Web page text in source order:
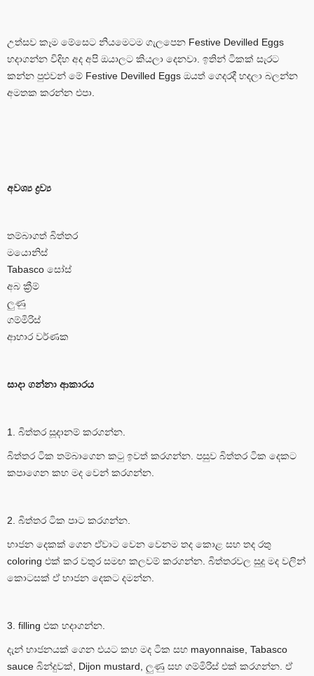
උත්සව කෑම මේසෙට නියමෙටම ගැලපෙන Festive Devilled Eggs
හදාගන්න විදිහ අද අපි ඔයාලට කියලා දෙනවා. ඉතින් ටිකක් සැරට
කන්න පුළුවන් මේ Festive Devilled Eggs ඔයත් ගෙදරදී හදලා බලන්න
අමතක කරන්න එපා.
අවශ්‍ය ද්‍රව්‍ය
තම්බාගත් බිත්තර
මයොනිස්
Tabasco සෝස්
අබ ක්‍රීම්
ලුණු
ගම්මිරිස්
ආහාර වර්ණක
සාදා ගන්නා ආකාරය
1. බිත්තර සූදානම් කරගන්න.
බිත්තර ටික තම්බාගෙන කටු ඉවත් කරගන්න. පසුව බිත්තර ටික දෙකට
කපාගෙන කහ මද වෙන් කරගන්න.
2. බිත්තර ටික පාට කරගන්න.
භාජන දෙකක් ගෙන ඒවාට වෙන වෙනම තද කොළ සහ තද රතු
coloring එක් කර වතුර සමඟ කලවම් කරගන්න. බිත්තරවල සුදු මද වලින්
කොටසක් ඒ භාජන දෙකට දමන්න.
3. filling එක හදාගන්න.
දැන් භාජනයක් ගෙන එයට කහ මද ටික සහ mayonnaise, Tabasco
sauce බින්දුවක්, Dijon mustard, ලුණු සහ ගම්මිරිස් එක් කරගන්න. ඒ